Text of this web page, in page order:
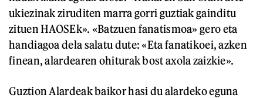
ukiezinak ziruditen marra gorri guztiak gainditu
zituen HAOSEk». «Batzuen fanatismoa» gero eta
handiagoa dela salatu dute: «Eta fanatikoei, azken
finean, alardearen ohiturak bost axola zaizkie».
Guztion Alardeak baikor hasi du alardeko eguna